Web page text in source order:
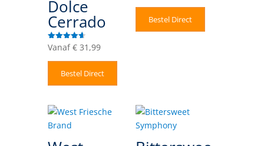
Dolce
Cerrado
Gewaardeer
d
4.67
Vanaf €31,99
Bestel Direct
uit 5
Bestel Direct